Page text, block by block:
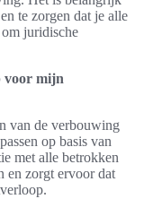
te zorgen dat je alle
juridische
voor mijn
van de verbouwing
op basis van
met alle betrokken
en zorgt ervoor dat